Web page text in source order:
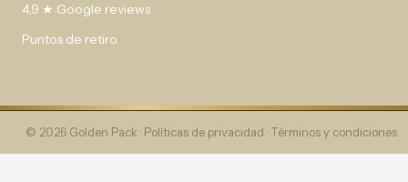
4,9 ★ Google reviews
Puntos de retiro
© 2026 Golden Pack · Políticas de privacidad · Términos y condiciones